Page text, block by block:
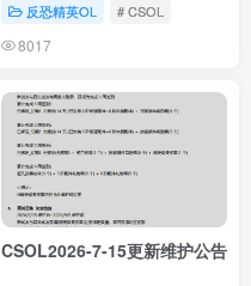
反恐精英OL # CSOL
8017
CSOL2026-7-15更新维护公告